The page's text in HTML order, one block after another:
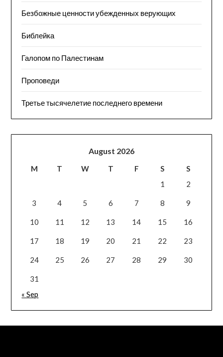
Безбожные ценности убежденных верующих
Библейка
Галопом по Палестинам
Проповеди
Третье тысячелетие последнего времени
August 2026
M T W T F S
S
1
2
3 4 5 6 7 8 9
10 11 12 13 14 15 16
17 18 19 20 21 22 23
24 25 26 27 28 29 30
31
« Sep